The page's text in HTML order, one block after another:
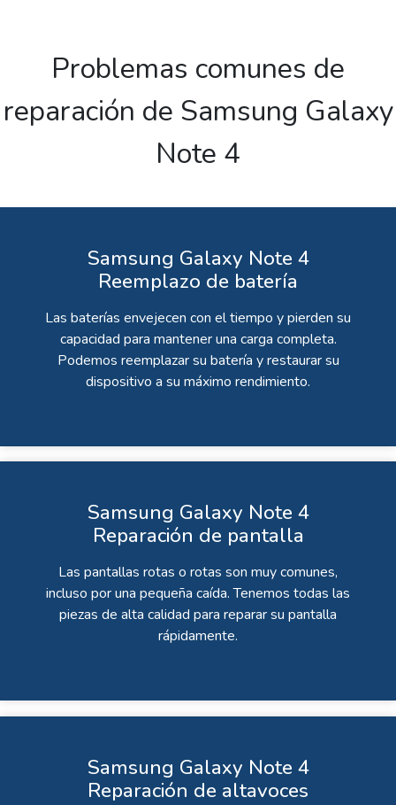
Problemas comunes de
reparación de Samsung Galaxy
Note 4
Samsung Galaxy Note 4
Reemplazo de batería
Las baterías envejecen con el tiempo y pierden su
capacidad para mantener una carga completa.
Podemos reemplazar su batería y restaurar su
dispositivo a su máximo rendimiento.
Samsung Galaxy Note 4
Reparación de pantalla
Las pantallas rotas o rotas son muy comunes,
incluso por una pequeña caída. Tenemos todas las
piezas de alta calidad para reparar su pantalla
rápidamente.
Samsung Galaxy Note 4
Reparación de altavoces